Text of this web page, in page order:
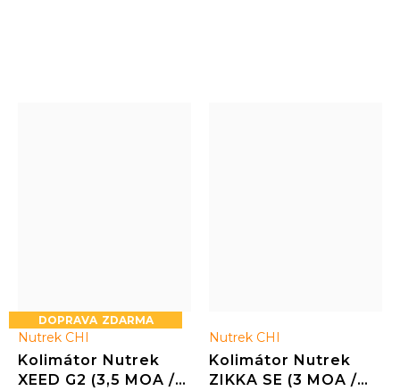
ZDARMA
Nutrek CHI
Kolimátor Nutrek
XEED G2 (3,5 MOA /
Nutrek CHI
Kolimátor Nutrek
ZIKKA SE (3 MOA /